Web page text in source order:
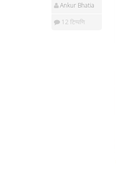
Ankur Bhatia
12 टिप्पणि